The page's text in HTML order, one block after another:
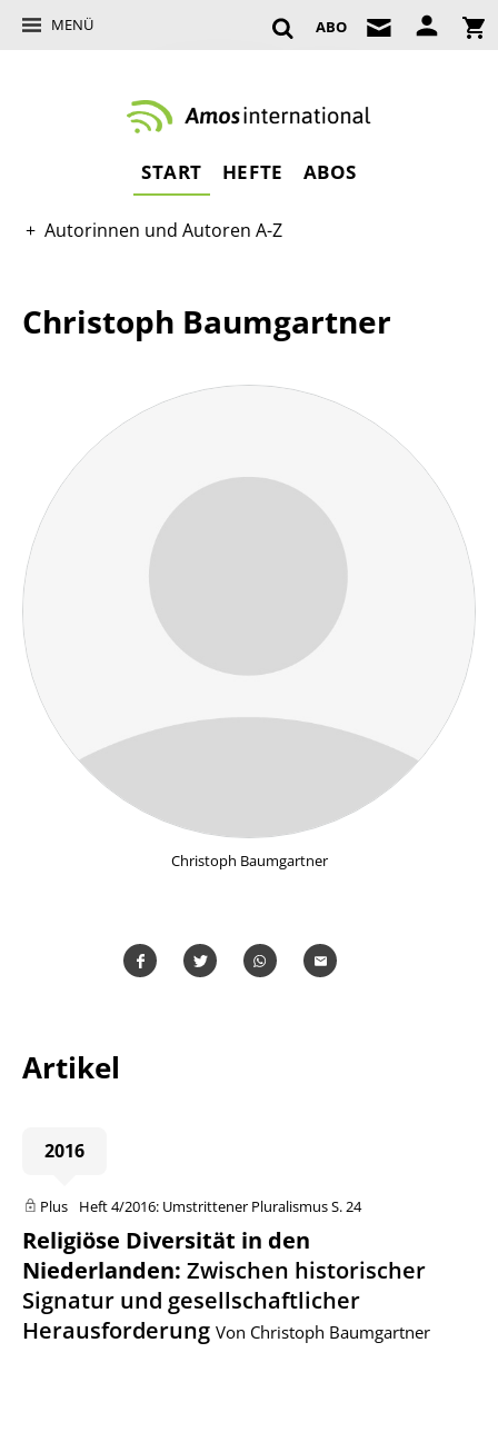
MENÜ ABO
START HEFTE ABOS
Autorinnen und Autoren A-Z
Christoph Baumgartner
Christoph Baumgartner
Artikel
2016
Plus Heft 4/2016: Umstrittener PluralismusS. 24
Religiöse Diversität in den
Niederlanden: Zwischen historischer
Signatur und gesellschaftlicher
Herausforderung Von Christoph Baumgartner